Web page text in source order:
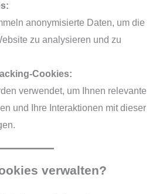
anonymisierte Daten, um die
zu analysieren und zu
Cookies:
verwendet, um Ihnen relevante
und Ihre Interaktionen mit dieser
verwalten?